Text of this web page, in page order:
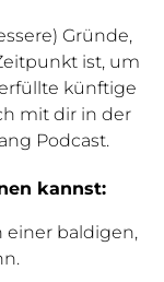
Gründe,
ist, um
künftige
mit dir in der
Podcast.
kannst:
einer baldigen,